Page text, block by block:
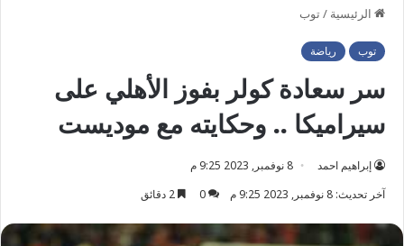
الرئيسية /توب
توب رياضة
سر سعادة كولر بفوز الأهلي على
سيراميكا .. وحكايته مع موديست
إبراهيم احمد
8 نوفمبر, 2023 9:25 م
آخر تحديث: 8 نوفمبر, 2023 9:25 م
0